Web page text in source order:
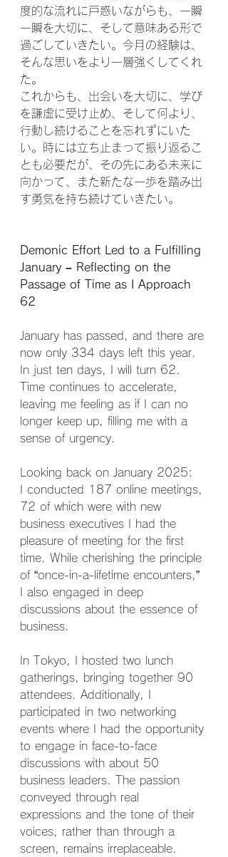
度的な流れに戸惑いながらも、一瞬
一瞬を大切に、そして意味ある形で
過ごしていきたい。今月の経験は、
そんな思いをより一層強くしてくれ
た。
これからも、出会いを大切に、学び
を謙虚に受け止め、そして何より、
行動し続けることを忘れずにいた
い。時には立ち止まって振り返るこ
とも必要だが、その先にある未来に
向かって、また新たな一歩を踏み出
す勇気を持ち続けていきたい。
Demonic Effort Led to a Fulfilling
January – Reflecting on the
Passage of Time as I Approach
62
January has passed, and there are
now only 334 days left this year.
In just ten days, I will turn 62.
Time continues to accelerate,
leaving me feeling as if I can no
longer keep up, filling me with a
sense of urgency.
Looking back on January 2025:
I conducted 187 online meetings,
72 of which were with new
business executives I had the
pleasure of meeting for the first
time. While cherishing the principle
of “once-in-a-lifetime encounters,”
I also engaged in deep
discussions about the essence of
business.
In Tokyo, I hosted two lunch
gatherings, bringing together 90
attendees. Additionally, I
participated in two networking
events where I had the opportunity
to engage in face-to-face
discussions with about 50
business leaders. The passion
conveyed through real
expressions and the tone of their
voices, rather than through a
screen, remains irreplaceable.